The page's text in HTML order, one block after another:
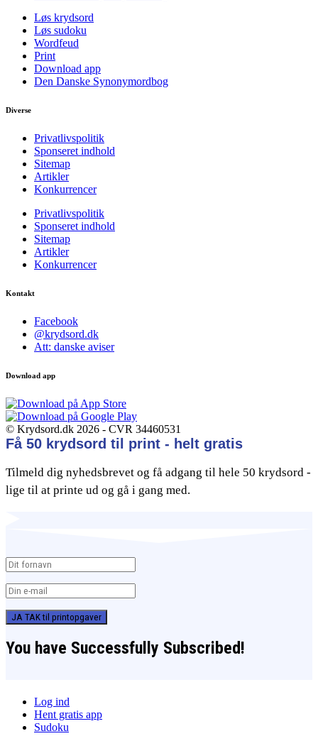
Løs krydsord
Løs sudoku
Wordfeud
Print
Download app
Den Danske Synonymordbog
Diverse
Privatlivspolitik
Sponseret indhold
Sitemap
Artikler
Konkurrencer
Privatlivspolitik
Sponseret indhold
Sitemap
Artikler
Konkurrencer
Kontakt
Facebook
@krydsord.dk
Att: danske aviser
Download app
© Krydsord.dk 2026 - CVR 34460531
Få 50 krydsord til print - helt gratis
Tilmeld dig nyhedsbrevet og få adgang til hele 50 krydsord -
lige til at printe ud og gå i gang med.
JA TAK til printopgaver
You have Successfully Subscribed!
Log ind
Hent gratis app
Sudoku